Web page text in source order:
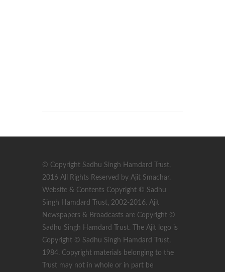
© Copyright Sadhu Singh Hamdard Trust,
2016 All Rights Reserved by Ajit Smachar.
Website & Contents Copyright © Sadhu
Singh Hamdard Trust, 2002-2016. Ajit
Newspapers & Broadcasts are Copyright ©
Sadhu Singh Hamdard Trust. The Ajit logo is
Copyright © Sadhu Singh Hamdard Trust,
1984. Copyright materials belonging to the
Trust may not in whole or in part be